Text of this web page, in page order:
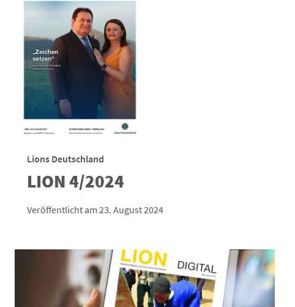
Lions Deutschland
LION 4/2024
Veröffentlicht am 23. August 2024